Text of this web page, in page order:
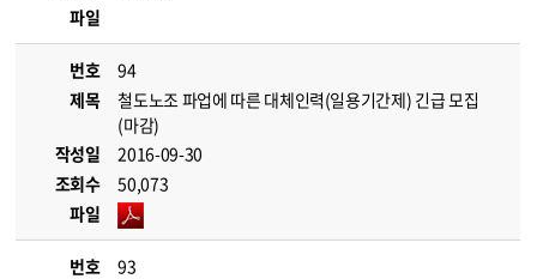
파일
번호
94
제목
철도노조 파업에 따른 대체인력(일용기간제) 긴급 모집
(마감)
작성일
2016-09-30
조회수
50,073
파일
번호
93